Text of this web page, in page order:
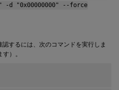
-d "0x00000000" --force
するには、次のコマンドを実行しま
）。